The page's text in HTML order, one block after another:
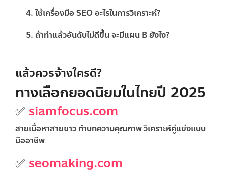
ใช้เครื่องมือ SEO อะไรในการวิเคราะห์?
ถ้าทำแล้วอันดับไม่ดีขึ้น จะมีแผน B ยังไง?
แล้วควรจ้างใครดี?
ทางเลือกยอดนิยมในไทยปี 2025
✅ siamfocus.com
สายเนื้อหาสายขาว ทำบทความคุณภาพ วิเคราะห์คู่แข่งแบบ
มืออาชีพ
✅ seomaking.com